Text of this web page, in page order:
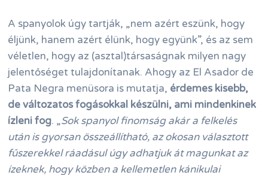
A spanyolok úgy tartják, „nem azért eszünk, hogy
éljünk, hanem azért élünk, hogy együnk”, és az sem
véletlen, hogy az (asztal)társaságnak milyen nagy
jelentőséget tulajdonítanak. Ahogy az El Asador de
Pata Negra menüsora is mutatja, érdemes kisebb,
de változatos fogásokkal készülni, ami mindenkinek
ízleni fog. „Sok spanyol finomság akár a felkelés
után is gyorsan összeállítható, az okosan választott
fűszerekkel ráadásul úgy adhatjuk át magunkat az
ízeknek, hogy közben a kellemetlen kánikulai